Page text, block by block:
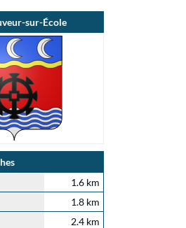
sur-École
1.6 km
1.8 km
2.4 km